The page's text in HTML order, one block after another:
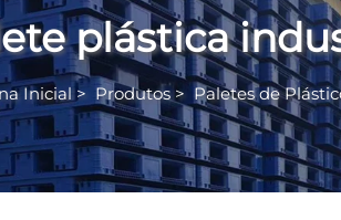
plástica
Inicial > Produtos> Paletes de